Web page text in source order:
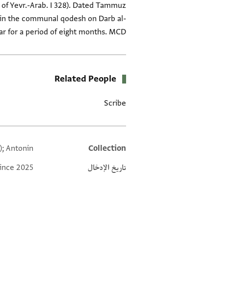
Yevr.-Arab. I 328). Dated Tammuz
the communal qodesh on Darb al-
for a period of eight months. MCD.
Related People
Scribe
Additional metadata
Collection
Antonin
تاريخ الإدخال
2025